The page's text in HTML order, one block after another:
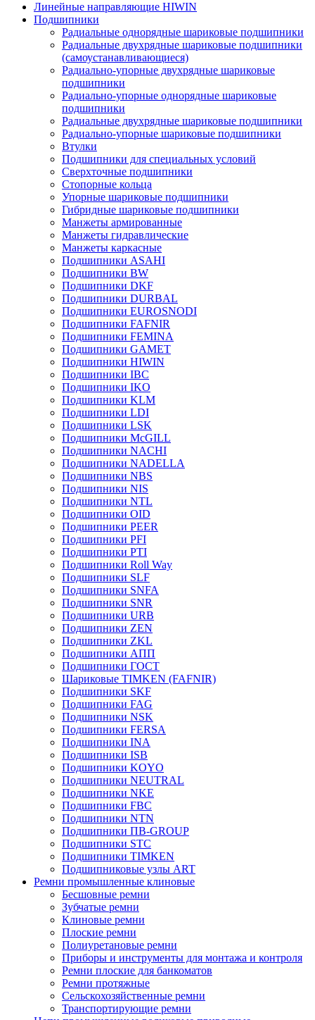
Линейные направляющие HIWIN
Подшипники
Радиальные однорядные шариковые подшипники
Радиальные двухрядные шариковые подшипники
(самоустанавливающиеся)
Радиально-упорные двухрядные шариковые
подшипники
Радиально-упорные однорядные шариковые
подшипники
Радиальные двухрядные шариковые подшипники
Радиально-упорные шариковые подшипники
Втулки
Подшипники для специальных условий
Сверхточные подшипники
Стопорные кольца
Упорные шариковые подшипники
Гибридные шариковые подшипники
Манжеты армированные
Манжеты гидравлические
Манжеты каркасные
Подшипники ASAHI
Подшипники BW
Подшипники DKF
Подшипники DURBAL
Подшипники EUROSNODI
Подшипники FAFNIR
Подшипники FEMINA
Подшипники GAMET
Подшипники HIWIN
Подшипники IBC
Подшипники IKO
Подшипники KLM
Подшипники LDI
Подшипники LSK
Подшипники McGILL
Подшипники NACHI
Подшипники NADELLA
Подшипники NBS
Подшипники NIS
Подшипники NTL
Подшипники OID
Подшипники PEER
Подшипники PFI
Подшипники PTI
Подшипники Roll Way
Подшипники SLF
Подшипники SNFA
Подшипники SNR
Подшипники URB
Подшипники ZEN
Подшипники ZKL
Подшипники АПП
Подшипники ГОСТ
Шариковые ТІMKEN (FAFNIR)
Подшипники SKF
Подшипники FAG
Подшипники NSK
Подшипники FERSA
Подшипники INA
Подшипники ISB
Подшипники KOYO
Подшипники NEUTRAL
Подшипники NKE
Подшипники FBC
Подшипники NTN
Подшипники ПВ-GROUP
Подшипники STC
Подшипники TIMKEN
Подшипниковые узлы ART
Ремни промышленные клиновые
Бесшовные ремни
Зубчатые ремни
Клиновые ремни
Плоские ремни
Полиуретановые ремни
Приборы и инструменты для монтажа и контроля
Ремни плоские для банкоматов
Ремни протяжные
Сельскохозяйственные ремни
Транспортирующие ремни